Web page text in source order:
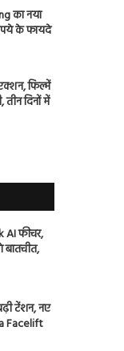
का नया
के फायदे
फिल्में
दिनों में
AI फीचर,
टेंशन, नए
Facelift